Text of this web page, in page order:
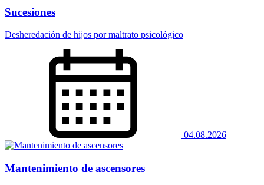
Sucesiones
Desheredación de hijos por maltrato psicológico
04.08.2026
Mantenimiento de ascensores